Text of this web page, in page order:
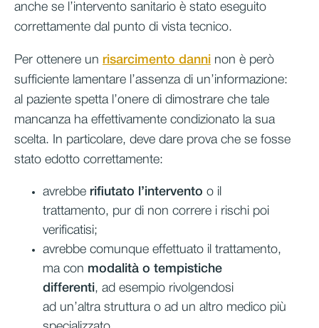
anche se l’intervento sanitario è stato eseguito
correttamente dal punto di vista tecnico.
Per ottenere un risarcimento danni non è però
sufficiente lamentare l’assenza di un’informazione:
al paziente spetta l’onere di dimostrare che tale
mancanza ha effettivamente condizionato la sua
scelta. In particolare, deve dare prova che se fosse
stato edotto correttamente:
avrebbe rifiutato l’intervento o il
trattamento, pur di non correre i rischi poi
verificatisi;
avrebbe comunque effettuato il trattamento,
ma con modalità o tempistiche
differenti, ad esempio rivolgendosi
ad un’altra struttura o ad un altro medico più